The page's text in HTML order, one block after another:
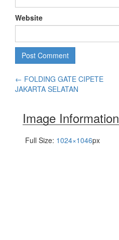
Website
← FOLDING GATE CIPETE
JAKARTA SELATAN
Image Information
Full Size: 1024×1046px